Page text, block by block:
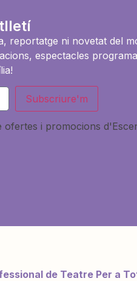
reportatge ni novetat del
espectacles
Subscriure'm
ofertes i promocions
de Teatre Per a